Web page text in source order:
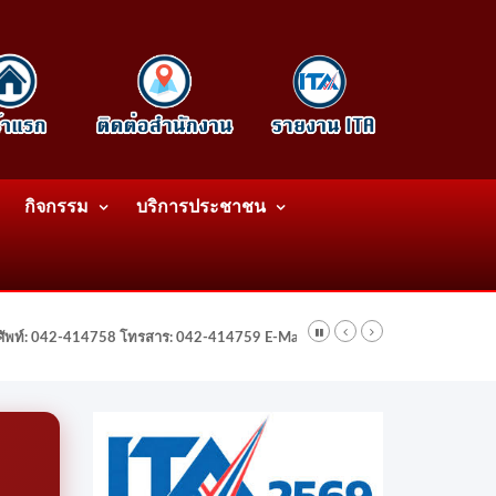
กิจกรรม บริการประชาชน
: 042-414758 โทรสาร: 042-414759 E-Mail: wattatnk@gmail.com